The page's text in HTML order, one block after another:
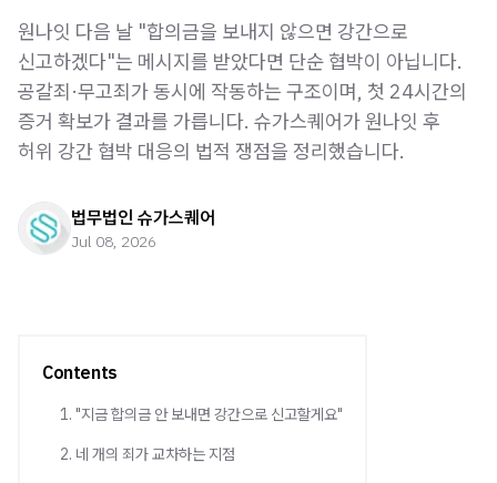
원나잇 다음 날 "합의금을 보내지 않으면 강간으로
신고하겠다"는 메시지를 받았다면 단순 협박이 아닙니다.
공갈죄·무고죄가 동시에 작동하는 구조이며, 첫 24시간의
증거 확보가 결과를 가릅니다. 슈가스퀘어가 원나잇 후
허위 강간 협박 대응의 법적 쟁점을 정리했습니다.
법무법인 슈가스퀘어
Jul 08, 2026
Contents
1. "지금 합의금 안 보내면 강간으로 신고할게요"
2. 네 개의 죄가 교차하는 지점